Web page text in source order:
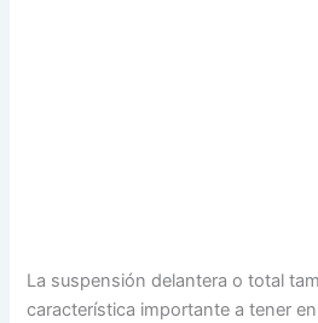
La suspensión delantera o total
característica importante a tener